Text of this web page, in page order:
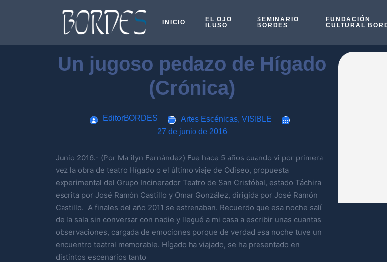
INICIO
EL OJO
ILUSO
SEMINARIO
BORDES
FUNDACIÓN
CULTURAL
Un jugoso pedazo de Hígado
(Crónica)
EditorBORDES Artes Escénicas, VISIBLE
27 de junio de 2016
Junio 2016.- (Por Marilyn Fernández) Fue hace 5 años cuando vi por primera
vez la obra de teatro Hígado o el último viaje de Odiseo, propuesta
experimental del Grupo Incinerador Teatro de San Cristóbal, estado Táchira,
escrita por José Ramón Castillo y Omar González, dirigida por José Ramón
Castillo. A finales del año 2011 se estrenaban. Recuerdo que esa noche salí
de la sala sin conversar con nadie y llegué a mi casa a escribir unas cuantas
observaciones, cargada de emociones porque de verdad esa noche tuve un
encuentro teatral memorable. Hígado ha viajado, se ha presentado en
distintos escenarios tanto